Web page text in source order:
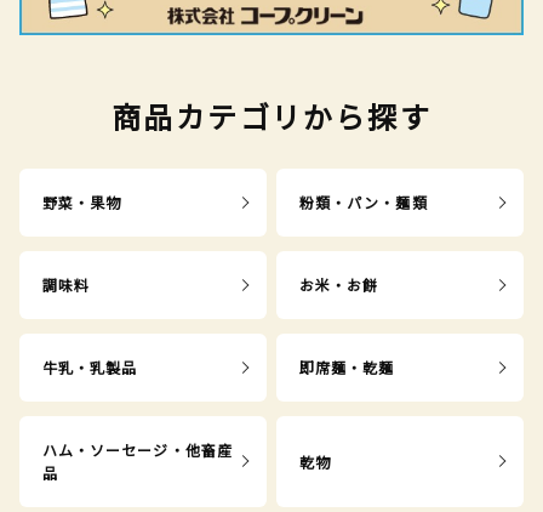
商品カテゴリから探す
野菜・果物 粉類・パン・麺類
調味料 お米・お餅
牛乳・乳製品 即席麺・乾麺
ハム・ソーセージ・他畜産
品
乾物